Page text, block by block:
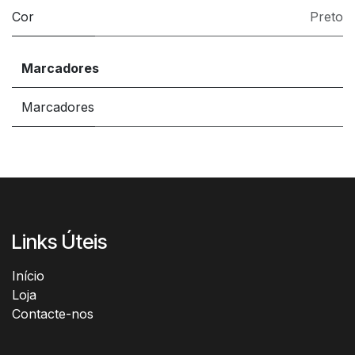
Cor Preto
Marcadores
Marcadores
Links Úteis
Início​
Loja
Contacte-nos